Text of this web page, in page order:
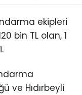
ekipleri
bin TL olan, 1
ve Hıdırbeyli